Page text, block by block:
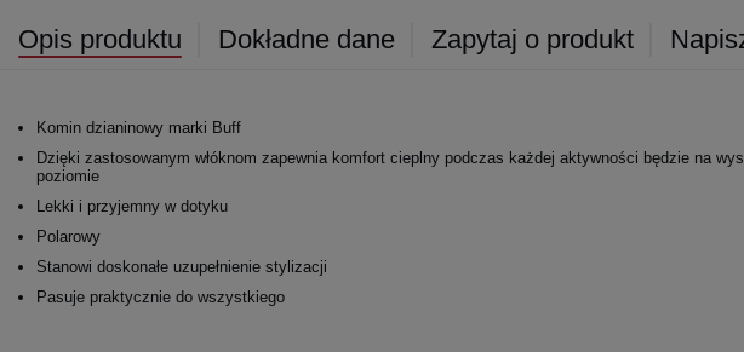
Opis produktu Dokładne dane Zapytaj o produkt
Komin dzianinowy marki Buff
Dzięki zastosowanym włóknom zapewnia komfort cieplny podczas każdej aktywności będzie na
poziomie
Lekki i przyjemny w dotyku
Polarowy
Stanowi doskonałe uzupełnienie stylizacji
Pasuje praktycznie do wszystkiego